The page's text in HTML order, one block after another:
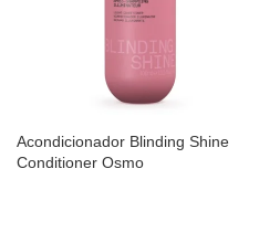
Acondicionador Blinding Shine
Conditioner Osmo